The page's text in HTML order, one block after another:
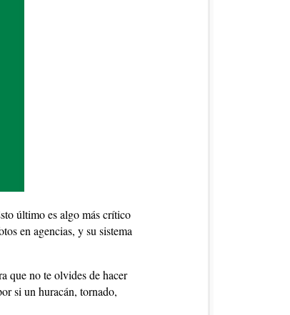
último es algo más crítico
en agencias, y su sistema
que no te olvides de hacer
si un huracán, tornado,